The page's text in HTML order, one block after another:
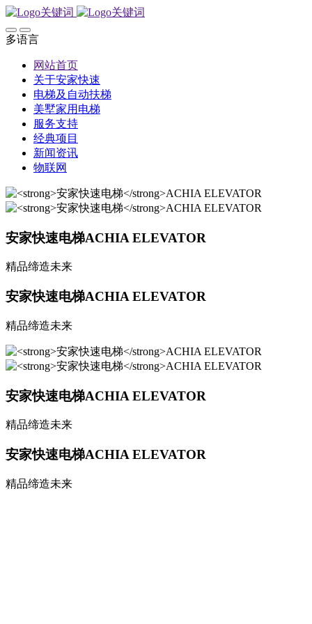
多语言
网站首页
关于安家快速
电梯及自动扶梯
美墅家用电梯
服务支持
经典项目
新闻资讯
物联网
安家快速电梯ACHIA ELEVATOR
精品缔造未来
安家快速电梯ACHIA ELEVATOR
精品缔造未来
安家快速电梯ACHIA ELEVATOR
精品缔造未来
安家快速电梯ACHIA ELEVATOR
精品缔造未来